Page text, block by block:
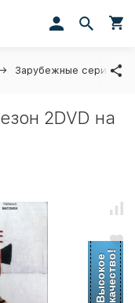
Зарубежные сериалы
2DVD на
Высокоекачество!